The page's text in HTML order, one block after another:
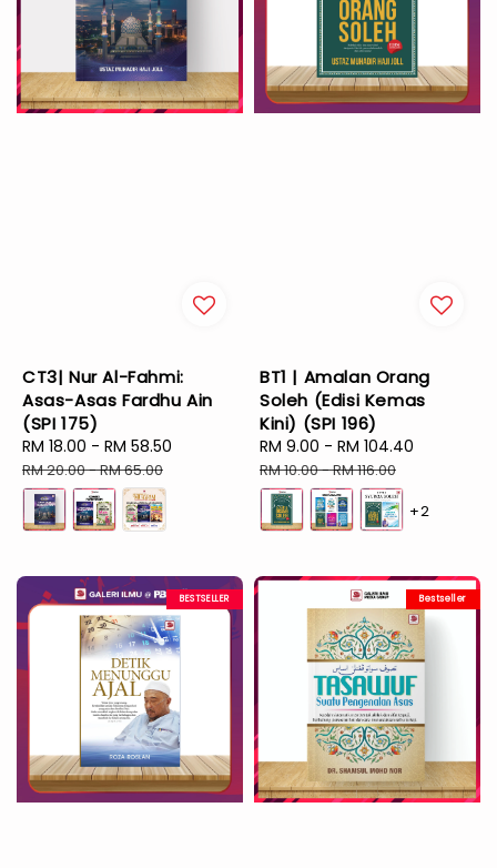
CT3| Nur Al-Fahmi:
Asas-Asas Fardhu Ain
(SPI 175)
Sale
price
RM 18.00 - RM 58.50
RM 20.00-RM 65.00
BT1 | Amalan Orang
Soleh (Edisi Kemas
Kini) (SPI 196)
Sale
price
RM 9.00 - RM 104.40
RM 10.00-RM 116.00
+2
BESTSELLER Bestseller